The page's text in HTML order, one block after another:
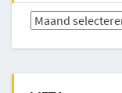
Archieven